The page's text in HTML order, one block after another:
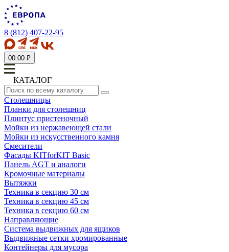
8 (812) 407-22-95
00.00 ₽
КАТАЛОГ
Столешницы
Планки для столешниц
Плинтус пристеночный
Мойки из нержавеющей стали
Мойки из искусственного камня
Смесители
Фасады KITforKIT Basic
Панель AGT и аналоги
Кромочные материалы
Вытяжки
Техника в секцию 30 см
Техника в секцию 45 см
Техника в секцию 60 см
Направляющие
Система выдвижных для ящиков
Выдвижные сетки хромированные
Контейнеры для мусора